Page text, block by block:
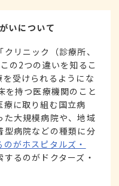
いについて
リニック（診療所、
の2つの違いを知るこ
受けられるようにな
を持つ医療機関のこと
に取り組む国立病
た大規模病院や、地域
型病院などの種類に分
のがホスピタルズ・
るのがドクターズ・